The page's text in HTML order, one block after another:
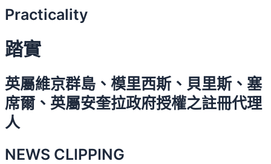
Practicality
踏實
英屬維京群島、模里西斯、貝里斯、塞
席爾、英屬安奎拉政府授權之註冊代理
人
NEWS CLIPPING